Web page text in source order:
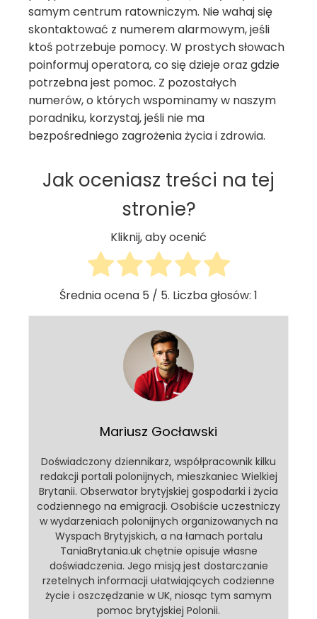
samym centrum ratowniczym. Nie wahaj się
skontaktować z numerem alarmowym, jeśli
ktoś potrzebuje pomocy. W prostych słowach
poinformuj operatora, co się dzieje oraz gdzie
potrzebna jest pomoc. Z pozostałych
numerów, o których wspominamy w naszym
poradniku, korzystaj, jeśli nie ma
bezpośredniego zagrożenia życia i zdrowia.
Jak oceniasz treści na tej
stronie?
Kliknij, aby ocenić
Średnia ocena 5 / 5. Liczba głosów: 1
Mariusz Gocławski
Doświadczony dziennikarz, współpracownik kilku
redakcji portali polonijnych, mieszkaniec Wielkiej
Brytanii. Obserwator brytyjskiej gospodarki i życia
codziennego na emigracji. Osobiście uczestniczy
w wydarzeniach polonijnych organizowanych na
Wyspach Brytyjskich, a na łamach portalu
TaniaBrytania.uk chętnie opisuje własne
doświadczenia. Jego misją jest dostarczanie
rzetelnych informacji ułatwiających codzienne
życie i oszczędzanie w UK, niosąc tym samym
pomoc brytyjskiej Polonii.